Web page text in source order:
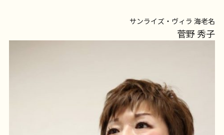
サンライズ・ヴィラ 海老名
菅野 秀子